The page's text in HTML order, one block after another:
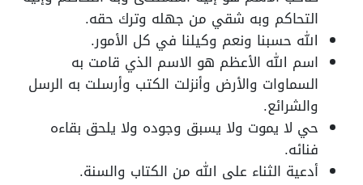
التحاكم وبه شقي من جهله وترك حقه.
الله حسبنا ونعم وكيلنا في كل الأمور.
اسم الله الأعظم هو الاسم الذي قامت به
السماوات والأرض وأنزلت الكتب وأرسلت به الرسل
والشرائع.
حي لا يموت ولا يسبق وجوده ولا يلحق بقاءه
فنائه.
أدعية الثناء على الله من الكتاب والسنة.